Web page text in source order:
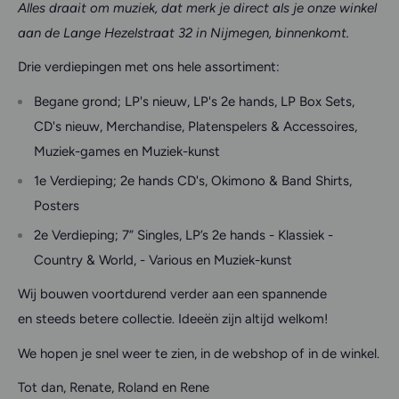
Alles draait om muziek, dat merk je direct als je onze winkel
aan de Lange Hezelstraat 32 in Nijmegen, binnenkomt.
Drie verdiepingen met ons hele assortiment:
Begane grond; LP's nieuw, LP's 2e hands, LP Box Sets,
CD's nieuw, Merchandise, Platenspelers & Accessoires,
Muziek-games en Muziek-kunst
1e Verdieping; 2e hands CD's, Okimono & Band Shirts,
Posters
2e Verdieping; 7” Singles, LP’s 2e hands - Klassiek -
Country & World, - Various en Muziek-kunst
Wij bouwen voortdurend verder aan een spannende
en steeds betere collectie. Ideeën zijn altijd welkom!
We hopen je snel weer te zien, in de webshop of in de winkel.
Tot dan, Renate, Roland en Rene